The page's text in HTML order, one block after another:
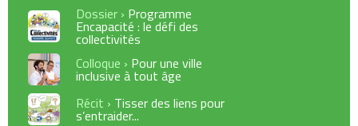
Dossier › Programme
Encapacité : le défi des
collectivités
Colloque › Pour une ville
inclusive à tout âge
Récit › Tisser des liens pour
s’entraider...